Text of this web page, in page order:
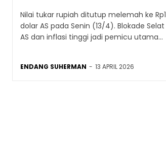
Nilai tukar rupiah ditutup melemah ke
dolar AS pada Senin (13/4). Blokade
AS dan inflasi tinggi jadi pemicu utama...
ENDANG SUHERMAN - 13 APRIL 2026